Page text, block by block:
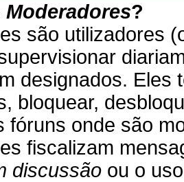
Moderadores?
são utilizadores
designados. Eles
bloquear,
fóruns onde são
fiscalizam
discussão ou o